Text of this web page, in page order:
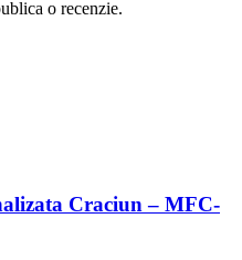
o recenzie.
Craciun – MFC-